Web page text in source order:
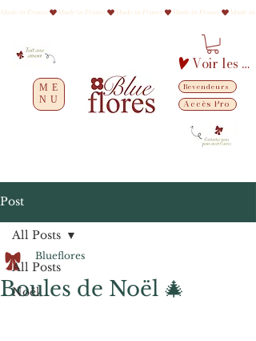
ME
NU
Made in France
Accès Pro
Revendeurs
Voir les points
Post
All Posts
Noël
All Posts
Boules de Noël 🎄
Blueflores